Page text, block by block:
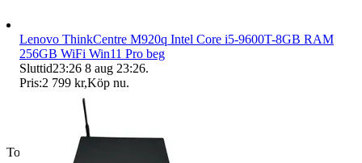
Toppsäljare
Lenovo ThinkCentre M920q Intel Core i5-9600T-8GB RAM
256GB WiFi Win11 Pro beg
Sluttid23:26 8 aug 23:26.
Pris:2 799 kr,Köp nu.